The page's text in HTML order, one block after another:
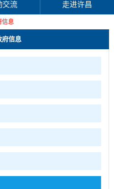
交流 走进许昌
信息
府信息